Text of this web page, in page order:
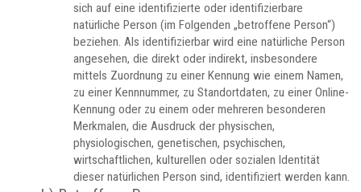
sich auf eine identifizierte oder identifizierbare
natürliche Person (im Folgenden „betroffene Person“)
beziehen. Als identifizierbar wird eine natürliche Person
angesehen, die direkt oder indirekt, insbesondere
mittels Zuordnung zu einer Kennung wie einem Namen,
zu einer Kennnummer, zu Standortdaten, zu einer Online-
Kennung oder zu einem oder mehreren besonderen
Merkmalen, die Ausdruck der physischen,
physiologischen, genetischen, psychischen,
wirtschaftlichen, kulturellen oder sozialen Identität
dieser natürlichen Person sind, identifiziert werden kann.